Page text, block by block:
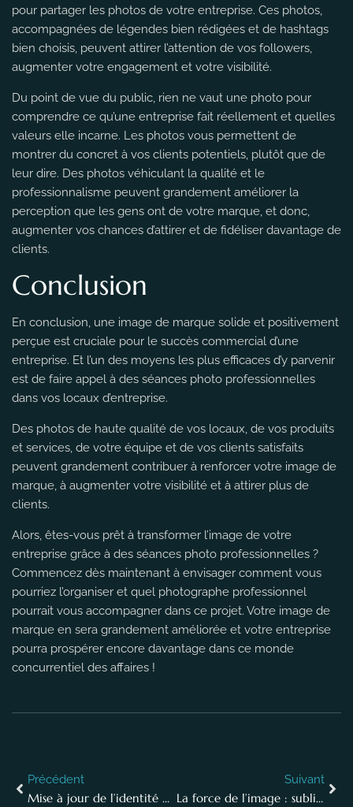
pour partager les photos de votre entreprise. Ces photos,
accompagnées de légendes bien rédigées et de hashtags
bien choisis, peuvent attirer l’attention de vos followers,
augmenter votre engagement et votre visibilité.
Du point de vue du public, rien ne vaut une photo pour
comprendre ce qu’une entreprise fait réellement et quelles
valeurs elle incarne. Les photos vous permettent de
montrer du concret à vos clients potentiels, plutôt que de
leur dire. Des photos véhiculant la qualité et le
professionnalisme peuvent grandement améliorer la
perception que les gens ont de votre marque, et donc,
augmenter vos chances d’attirer et de fidéliser davantage de
clients.
Conclusion
En conclusion, une image de marque solide et positivement
perçue est cruciale pour le succès commercial d’une
entreprise. Et l’un des moyens les plus efficaces d’y parvenir
est de faire appel à des séances photo professionnelles
dans vos locaux d’entreprise.
Des photos de haute qualité de vos locaux, de vos produits
et services, de votre équipe et de vos clients satisfaits
peuvent grandement contribuer à renforcer votre image de
marque, à augmenter votre visibilité et à attirer plus de
clients.
Alors, êtes-vous prêt à transformer l’image de votre
entreprise grâce à des séances photo professionnelles ?
Commencez dès maintenant à envisager comment vous
pourriez l’organiser et quel photographe professionnel
pourrait vous accompagner dans ce projet. Votre image de
marque en sera grandement améliorée et votre entreprise
pourra prospérer encore davantage dans ce monde
concurrentiel des affaires !
Précédent
Mise à jour de l’identité de votre entreprise : maximiser l’impact avec la photographie de plein air.
Suivant
La force de l’image : sublimer l’identité de son équipe créative par la photographie